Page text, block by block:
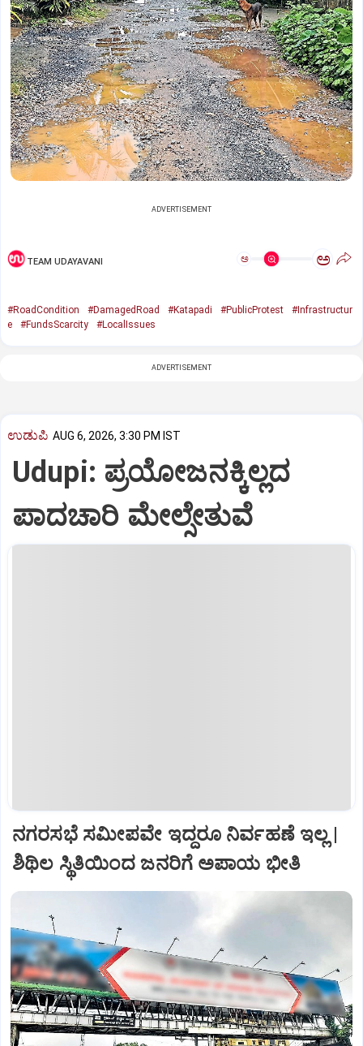
ADVERTISEMENT
TEAM UDAYAVANI ಅ ಅ
#RoadCondition #DamagedRoad #Katapadi #PublicProtest
#Infrastructur
e
#FundsScarcity #LocalIssues
ADVERTISEMENT
ಉಡುಪಿ AUG 6, 2026, 3:30 PM IST
Udupi: ಪ್ರಯೋಜನಕ್ಕಿಲ್ಲದ
ಪಾದಚಾರಿ ಮೇಲ್ಸೇತುವೆ
ನಗರಸಭೆ ಸಮೀಪವೇ ಇದ್ದರೂ ನಿರ್ವಹಣೆ ಇಲ್ಲ |
ಶಿಥಿಲ ಸ್ಥಿತಿಯಿಂದ ಜನರಿಗೆ ಅಪಾಯ ಭೀತಿ